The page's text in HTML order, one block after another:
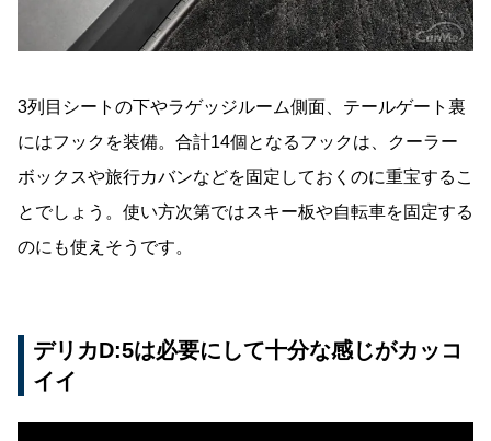
3列目シートの下やラゲッジルーム側面、テールゲート裏
にはフックを装備。合計14個となるフックは、クーラー
ボックスや旅行カバンなどを固定しておくのに重宝するこ
とでしょう。使い方次第ではスキー板や自転車を固定する
のにも使えそうです。
デリカD:5は必要にして十分な感じがカッコ
イイ